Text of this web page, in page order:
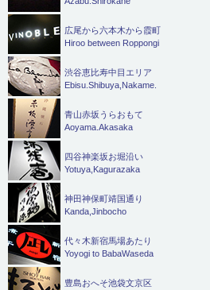
広尾から六本木から霞町
Hiroo between Roppongi
渋谷恵比寿中目エリア
Ebisu.Shibuya,Nakame.
青山赤坂うらおもて
Aoyama.Akasaka
四谷神楽坂お堀沿い
Yotuya,Kagurazaka
神田神保町靖国通り
Kanda,Jinbocho
代々木新宿馬場あたり
Yoyogi to BabaWaseda
豊島おへそ池袋文京区